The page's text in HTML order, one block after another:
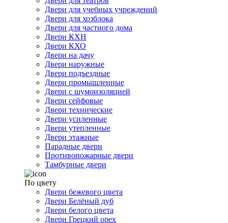
Двери для учебных учреждений
Двери для хозблока
Двери для частного дома
Двери КХН
Двери КХО
Двери на дачу
Двери наружные
Двери подъездные
Двери промышленные
Двери с шумоизоляцией
Двери сейфовые
Двери технические
Двери усиленные
Двери утепленные
Двери этажные
Парадные двери
Противопожарные двери
Тамбурные двери
По цвету
Двери бежевого цвета
Двери Белёный дуб
Двери белого цвета
Двери Грецкий орех